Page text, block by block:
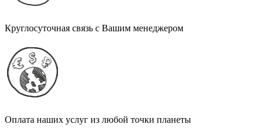
Круглосуточная связь с Вашим менеджером
Оплата наших услуг из любой точки планеты